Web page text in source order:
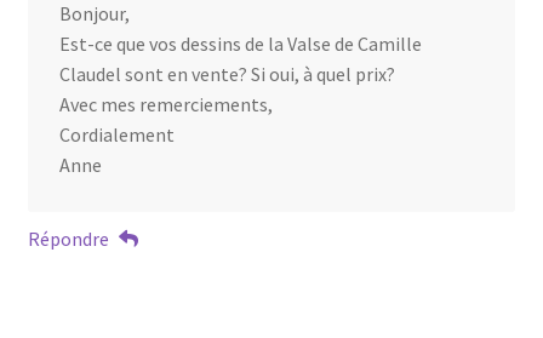
Bonjour,
Est-ce que vos dessins de la Valse de Camille
Claudel sont en vente? Si oui, à quel prix?
Avec mes remerciements,
Cordialement
Anne
Répondre